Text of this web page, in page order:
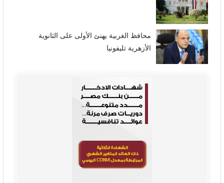
محافظ الغربية يهنئ الأولى على الثانوية
الأزهرية تليفونيا